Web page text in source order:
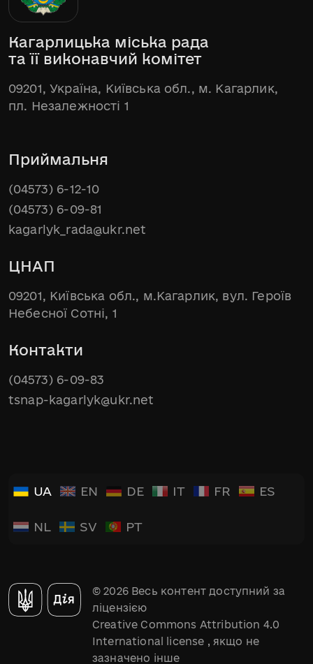
Кагарлицька міська рада
та її виконавчий комітет
09201, Україна, Київська обл., м. Кагарлик,
пл. Незалежності 1
Приймальня
(04573) 6-12-10
(04573) 6-09-81
kagarlyk_rada@ukr.net
ЦНАП
09201, Київська обл., м.Кагарлик, вул. Героїв
Небесної Сотні, 1
Контакти
(04573) 6-09-83
tsnap-kagarlyk@ukr.net
UA EN DE IT FR ES
NL SV PT
© 2026 Весь контент доступний за
ліцензією
Creative Commons Attribution 4.0
International license , якщо не
зазначено інше